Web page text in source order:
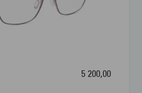
5 200,00